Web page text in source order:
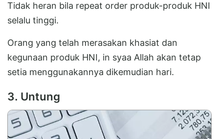
Tidak heran bila repeat order produk-produk HNI
selalu tinggi.
Orang yang telah merasakan khasiat dan
kegunaan produk HNI, in syaa Allah akan tetap
setia menggunakannya dikemudian hari.
3. Untung